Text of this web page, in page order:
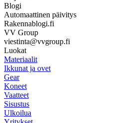
Blogi
Automaattinen päivitys
Rakennablogi.fi
VV Group
viestinta@vvgroup.fi
Luokat
Materiaalit
Ikkunat ja ovet
Gear
Koneet
Vaatteet
Sisustus
Ulkoilua